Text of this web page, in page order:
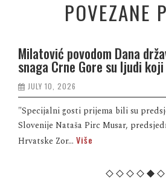
POVEZANE
Milatović povodom Dana
snaga Crne Gore su ljudi
JULY 10, 2026
"Specijalni gosti prijema bili su
Slovenije Nataša Pirc Musar,
Hrvatske Zor... Više